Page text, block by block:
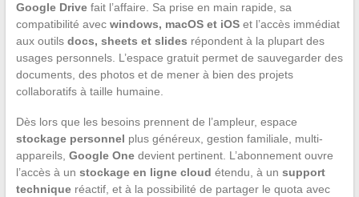
Google Drivefait l’affaire. Sa prise en main rapide, sa
compatibilité avec windows, macOS et iOSet l’accès immédiat
aux outils docs, sheets et slides répondent à la plupart des
usages personnels. L’espace gratuit permet de sauvegarder des
documents, des photos et de mener à bien des projets
collaboratifs à taille humaine.
Dès lors que les besoins prennent de l’ampleur, espace
stockage personnel plus généreux, gestion familiale, multi-
appareils, Google Onedevient pertinent. L’abonnement ouvre
l’accès à un stockage en ligne cloud étendu, à un support
techniqueréactif, et à la possibilité de partager le quota avec